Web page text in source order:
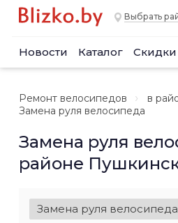
Выбрать
Новости Каталог Скидки
Ремонт велосипедов
в
Замена руля велосипеда
Замена руля
районе
Замена руля велосипеда